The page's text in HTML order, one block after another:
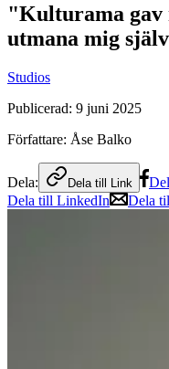
"Kulturama gav
utmana mig
Studios
Publicerad: 9 juni 2025
Författare: Åse Balko
Dela: Dela till Link
Dela till LinkedIn
Dela